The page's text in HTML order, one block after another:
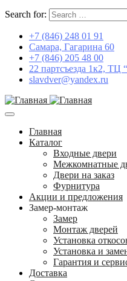
Search for:
+7 (846) 248 01 91
Самара, Гагарина 60
+7 (846) 205 48 00
22 партсъезда 1к2, ТЦ
slavdver@yandex.ru
Главная
Каталог
Входные двери
Межкомнатные
Двери на заказ
Фурнитура
Акции и предложения
Замер-монтаж
Замер
Монтаж дверей
Установка
Установка и
Гарантия и
Доставка